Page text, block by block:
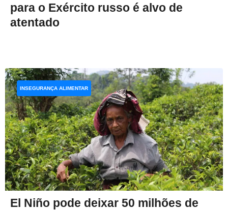
para o Exército russo é alvo de
atentado
El Niño pode deixar 50 milhões de
INSEGURANÇA ALIMENTAR